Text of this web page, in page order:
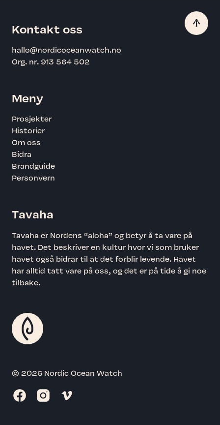
Kontakt oss
hallo@nordicoceanwatch.no
Org. nr. 913 564 502
Meny
Prosjekter
Historier
Om oss
Bidra
Brandguide
Personvern
Tavaha
Tavaha er Nordens “aloha” og betyr å ta vare på
havet. Det beskriver en kultur hvor vi som bruker
havet også bidrar til at det forblir levende. Havet
har alltid tatt vare på oss, og det er på tide å gi noe
tilbake.
© 2026 Nordic Ocean Watch